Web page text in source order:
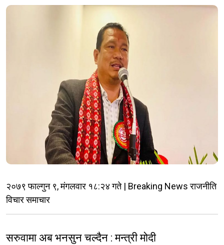
२०७९ फाल्गुन ९, मंगलवार १८:२४ गते | Breaking News राजनीति
विचार समाचार
सरुवामा अब भनसुन चल्दैन : मन्त्री मोदी